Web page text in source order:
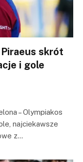
Piraeus skrót
i gole
– Olympiakos
najciekawsze
z…